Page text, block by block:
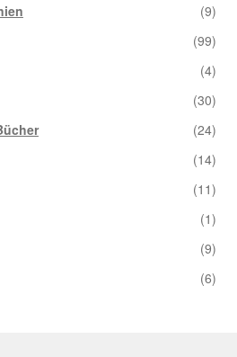
(9)
(99)
(4)
(30)
(24)
(14)
(11)
(1)
(9)
(6)